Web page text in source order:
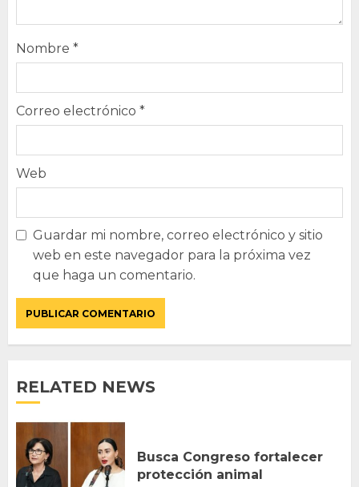
Nombre *
Correo electrónico *
Web
Guardar mi nombre, correo electrónico y sitio
web en este navegador para la próxima vez
que haga un comentario.
RELATED NEWS
Busca Congreso fortalecer
protección animal